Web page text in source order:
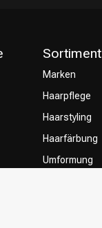
Sortiment
Marken
Haarpflege
Haarstyling
Haarfärbung
Umformung